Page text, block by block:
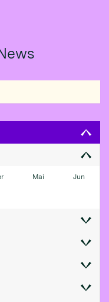
Mai Jun